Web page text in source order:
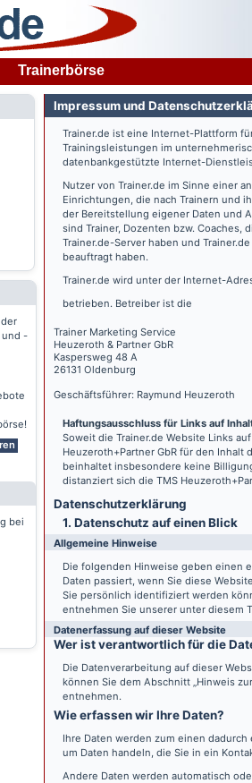
Trainerbörse
und -
bei
Impressum und
Trainer.de ist eine Internet-Plattform
Trainingsleistungen im
datenbankgestützte Internet-
Nutzer von Trainer.de im Sinne einer
Einrichtungen, die nach Trainern und
der Bereitstellung eigener Daten und
sind Trainer, Dozenten bzw.
Trainer.de-Server haben und Trainer.de
beauftragt haben.
Trainer.de wird unter der Internet-
betrieben. Betreiber ist die
Trainer Marketing Service
Heuzeroth & Partner GbR
Kaspersweg 48 A
26131 Oldenburg
Geschäftsführer: Raymund Heuzeroth
Haftungsausschluss für Links auf
Soweit die Trainer.de Website Links
Heuzeroth+Partner GbR für den Inhalt
beinhaltet insbesondere keine
distanziert sich die TMS
Datenschutz­erklärung
1. Datenschutz auf einen Blick
Allgemeine Hinweise
Die folgenden Hinweise geben einen
Daten passiert, wenn Sie diese
Sie persönlich identifiziert werden
entnehmen Sie unserer unter diesem
Datenerfassung auf dieser Website
Wer ist verantwortlich für die
Die Datenverarbeitung auf dieser
können Sie dem Abschnitt „Hinweis
entnehmen.
Wie erfassen wir Ihre Daten?
Ihre Daten werden zum einen
um Daten handeln, die Sie in ein
Andere Daten werden automatisch